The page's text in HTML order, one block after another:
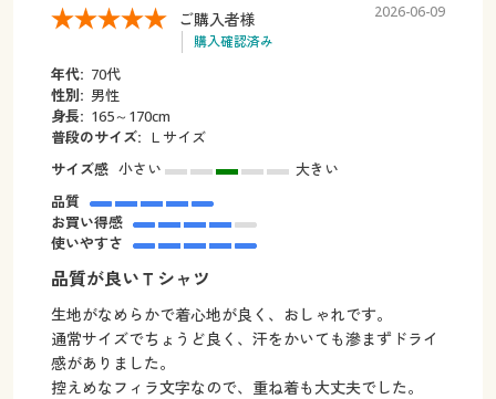
ご購入者様
購入確認済み
2026-06-09
年代: 70代
性別: 男性
身長: 165～170cm
普段のサイズ: Ｌサイズ
サイズ感 小さい
大きい
品質
お買い得感
使いやすさ
品質が良いＴシャツ
生地がなめらかで着心地が良く、おしゃれです。
通常サイズでちょうど良く、汗をかいても滲まずドライ
感がありました。
控えめなフィラ文字なので、重ね着も大丈夫でした。